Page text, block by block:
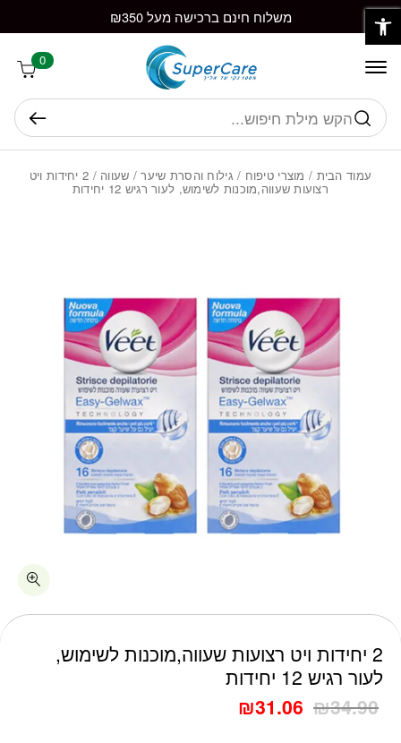
Skip to Content משלוח חינם ברכישה מעל ₪350
0
חיפוש
עמוד הבית / מוצרי טיפוח / גילוח והסרת שיער/ שעווה / 2 יחידות ויט
רצועות שעווה,מוכנות לשימוש, לעור רגיש 12 יחידות
2 יחידות ויט רצועות שעווה,מוכנות לשימוש,
לעור רגיש 12 יחידות
₪34.90
₪31.06
כמות 2 יחידות ויט רצועות שעווה,מוכנות לשימוש, לעור רגיש 12 יחידות
בחזרה למעלה
פתח סרגל נגישות